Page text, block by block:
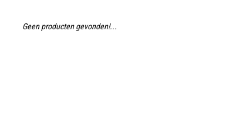
Geen producten gevonden!...